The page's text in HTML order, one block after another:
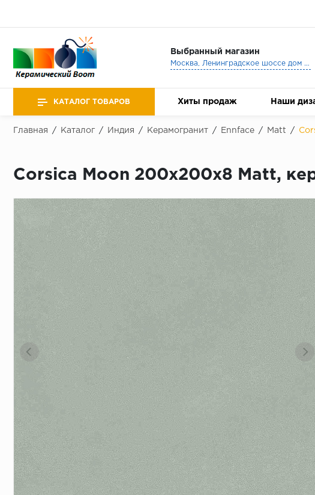
Выбранный магазин
Москва, Ленинградское шоссе дом 25, Торговый Центр Family Room, 2-ой этаж, Магазин Керамический Бум.
КАТАЛОГ ТОВАРОВ Хиты продаж Наши
Главная / Каталог / Индия / Керамогранит / Ennface / Matt /
Corsica Moon 200х200х8 Matt,